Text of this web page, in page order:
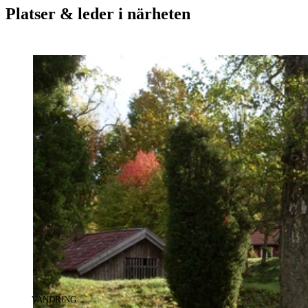
Platser & leder i närheten
KATEGORI:
VANDRING